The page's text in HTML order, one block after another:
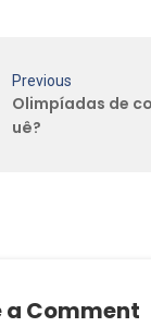
Previous
Olimpíadas de
uê?
a Comment